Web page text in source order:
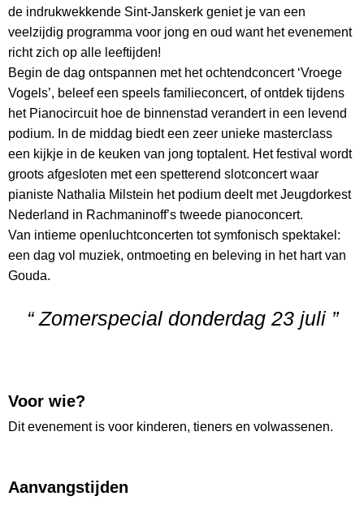
de indrukwekkende Sint-Janskerk geniet je van een
veelzijdig programma voor jong en oud want het evenement
richt zich op alle leeftijden!
Begin de dag ontspannen met het ochtendconcert ‘Vroege
Vogels’, beleef een speels familieconcert, of ontdek tijdens
het Pianocircuit hoe de binnenstad verandert in een levend
podium. In de middag biedt een zeer unieke masterclass
een kijkje in de keuken van jong toptalent. Het festival wordt
groots afgesloten met een spetterend slotconcert waar
pianiste Nathalia Milstein het podium deelt met Jeugdorkest
Nederland in Rachmaninoff’s tweede pianoconcert.
Van intieme openluchtconcerten tot symfonisch spektakel:
een dag vol muziek, ontmoeting en beleving in het hart van
Gouda.
“ Zomerspecial donderdag 23 juli ”
Voor wie?
Dit evenement is voor kinderen, tieners en volwassenen.
Aanvangstijden